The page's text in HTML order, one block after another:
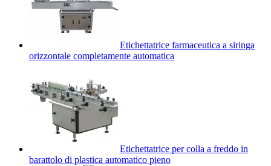
Etichettatrice farmaceutica a siringa
orizzontale completamente automatica
Etichettatrice per colla a freddo in
barattolo di plastica automatico pieno